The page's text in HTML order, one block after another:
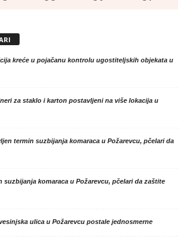
kreće u pojačanu kontrolu ugostiteljskih objekata u
za staklo i karton postavljeni na više lokacija u
termin suzbijanja komaraca u Požarevcu, pčelari da
suzbijanja komaraca u Požarevcu, pčelari da zaštite
ulica u Požarevcu postale jednosmerne